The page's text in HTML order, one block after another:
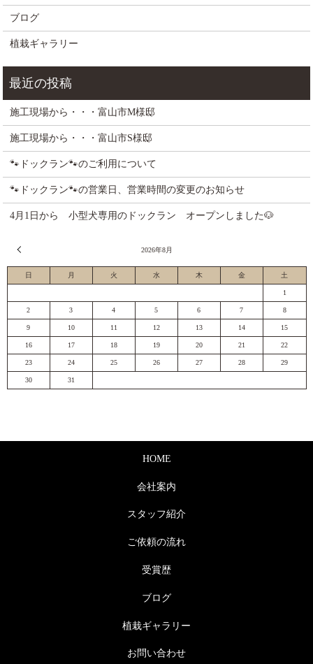
ブログ
植栽ギャラリー
施工現場から・・・富山市M様邸
施工現場から・・・富山市S様邸
🐾ドックラン🐾のご利用について
🐾ドックラン🐾の営業日、営業時間の変更のお知らせ
4月1日から 小型犬専用のドックラン オープンしました🐶
2026年8月
日 月 火 水 木 金 土
1
2 3 4 5 6 7 8
9 10 11 12 13 14 15
16 17 18 19 20 21 22
23 24 25 26 27 28 29
30 31
HOME
会社案内
スタッフ紹介
ご依頼の流れ
受賞歴
ブログ
植栽ギャラリー
お問い合わせ